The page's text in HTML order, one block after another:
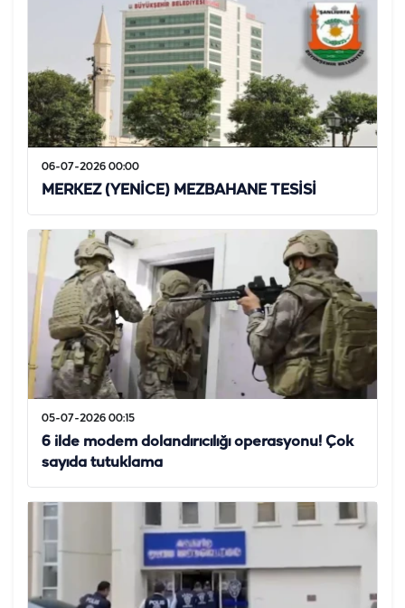
06-07-2026 00:00
MERKEZ (YENİCE) MEZBAHANE TESİSİ
05-07-2026 00:15
6 ilde modem dolandırıcılığı operasyonu! Çok
sayıda tutuklama